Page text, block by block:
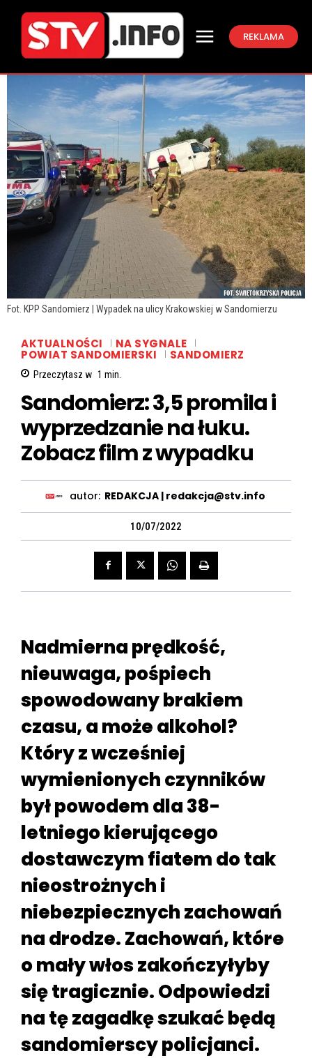
REKLAMA
Fot. KPP Sandomierz | Wypadek na ulicy Krakowskiej w Sandomierzu
AKTUALNOŚCI NA SYGNALE
POWIAT SANDOMIERSKI SANDOMIERZ
Przeczytasz w 1 min.
Sandomierz: 3,5 promila i
wyprzedzanie na łuku.
Zobacz film z wypadku
autor: REDAKCJA | redakcja@stv.info
10/07/2022
Nadmierna prędkość,
nieuwaga, pośpiech
spowodowany brakiem
czasu, a może alkohol?
Który z wcześniej
wymienionych czynników
był powodem dla 38-
letniego kierującego
dostawczym fiatem do tak
nieostrożnych i
niebezpiecznych zachowań
na drodze. Zachowań, które
o mały włos zakończyłyby
się tragicznie. Odpowiedzi
na tę zagadkę szukać będą
sandomierscy policjanci.